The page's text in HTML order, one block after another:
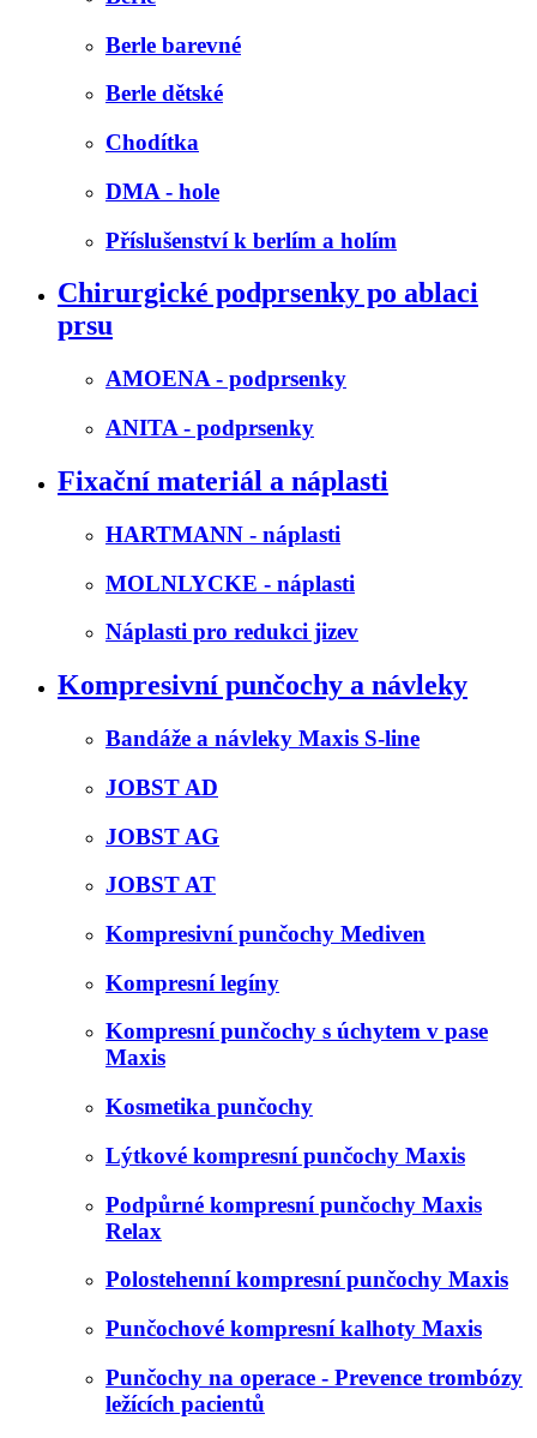
Berle barevné
Berle dětské
Chodítka
DMA - hole
Příslušenství k berlím a holím
Chirurgické podprsenky po ablaci
prsu
AMOENA - podprsenky
ANITA - podprsenky
Fixační materiál a náplasti
HARTMANN - náplasti
MOLNLYCKE - náplasti
Náplasti pro redukci jizev
Kompresivní punčochy a návleky
Bandáže a návleky Maxis S-line
JOBST AD
JOBST AG
JOBST AT
Kompresivní punčochy Mediven
Kompresní legíny
Kompresní punčochy s úchytem v pase
Maxis
Kosmetika punčochy
Lýtkové kompresní punčochy Maxis
Podpůrné kompresní punčochy Maxis
Relax
Polostehenní kompresní punčochy Maxis
Punčochové kompresní kalhoty Maxis
Punčochy na operace - Prevence trombózy
ležících pacientů